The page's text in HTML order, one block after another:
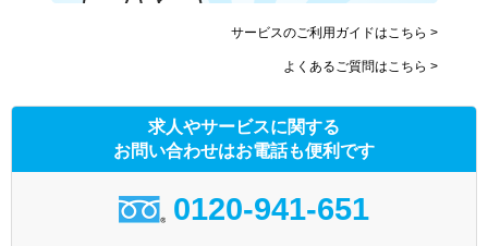
サービスのご利用ガイドはこちら >
よくあるご質問はこちら >
求人やサービスに関する
お問い合わせはお電話も便利です
0120-941-651